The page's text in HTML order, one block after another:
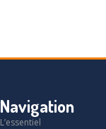
Navigation
L’essentiel